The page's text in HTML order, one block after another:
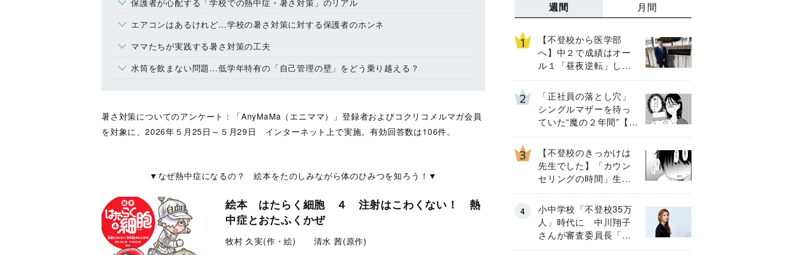
保護者が心配する「学校での熱中症・暑さ対策」のリアル
エアコンはあるけれど…学校の暑さ対策に対する保護者のホンネ
ママたちが実践する暑さ対策の工夫
水筒を飲まない問題…低学年特有の「自己管理の壁」をどう乗り越える？
暑さ対策についてのアンケート：「AnyMaMa（エニママ）」登録者およびコクリコメルマガ会員
を対象に、2026年５月25日～５月29日 インターネット上で実施。有効回答数は106件。
▼なぜ熱中症になるの？ 絵本をたのしみながら体のひみつを知ろう！▼
絵本 はたらく細胞 ４ 注射はこわくない！ 熱
中症とおたふくかぜ
牧村 久実(作・絵) 清水 茜(原作)
週間 月間
【不登校から医学部
へ】中２で成績はオー
ル１「昼夜逆転」した
わが子を”夜遊び”に連れ
出した母の気づき
「正社員の落とし穴」
シングルマザーを待っ
ていた“魔の２年間”【後
編】
【不登校のきっかけは
先生でした】「カウン
セリングの時間」生徒
の情報をバラしたの
は…《第２話》
小中学校「不登校35万
人」時代に 中川翔子
さんが審査委員長「不
登校生動画甲子園